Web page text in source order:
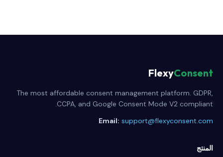
FlexyConsent
The most affordable consent management platform. GDPR,
CCPA, and Google Consent Mode V2 compliant.
Email: support@flexyconsent.com
المنتج